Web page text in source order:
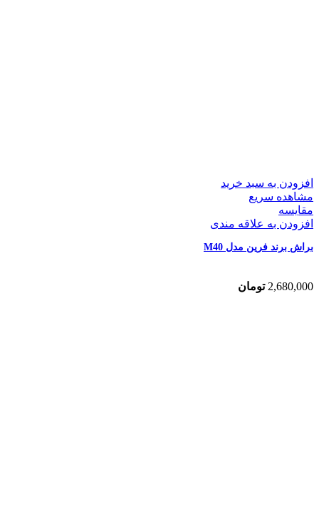
افزودن به سبد خرید
مشاهده سریع
مقایسه
افزودن به علاقه مندی
براش برند فرین مدل M40
2,680,000 تومان